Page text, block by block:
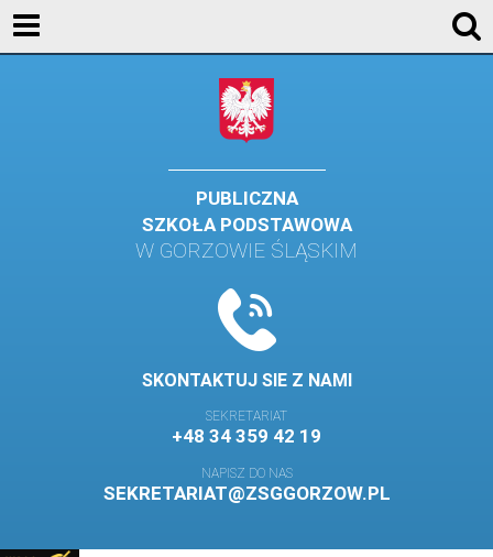
PUBLICZNA
SZKOŁA PODSTAWOWA
W GORZOWIE ŚLĄSKIM
SKONTAKTUJ SIE Z NAMI
SEKRETARIAT
+48 34 359 42 19
NAPISZ DO NAS
SEKRETARIAT@ZSGGORZOW.PL